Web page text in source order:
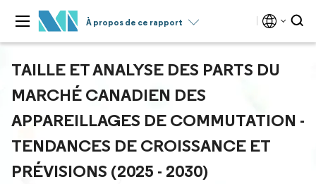
À propos de ce rapport
TAILLE ET ANALYSE DES PARTS DU
MARCHÉ CANADIEN DES
APPAREILLAGES DE COMMUTATION -
TENDANCES DE CROISSANCE ET
PRÉVISIONS (2025 - 2030)